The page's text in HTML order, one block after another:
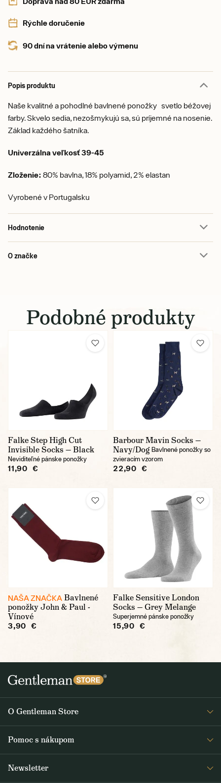
Rýchle doručenie
90 dní na vrátenie alebo výmenu
Popis produktu
Naše kvalitné a pohodlné bavlnené ponožky svetlo béžovej
farby. Skvelo sedia, nezošmykujú sa, sú príjemné na nosenie.
Základ každého šatníka.
Univerzálna veľkosť 39-45
Zloženie: 80% bavlna, 18% polyamid, 2% elastan
Vyrobené v Portugalsku
Hodnotenie
O značke
Podobné produkty
Falke Step High Cut
Invisible Socks — Black
Neviditeľné pánske ponožky
11,90 €
Barbour Mavin Socks —
Navy/Dog Bavlnené ponožky so
zvieracím vzorom
22,90 €
NAŠA ZNAČKA Bavlnené
ponožky John & Paul -
Vínové
3,90 €
Falke Sensitive London
Socks — Grey Melange
Superjemné pánske ponožky
15,90 €
O Gentleman Store
Journal
Pomoc s nákupom
Newsletter